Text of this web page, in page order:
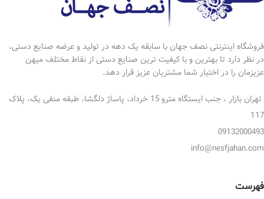
فروشگاه اینترنتی نصف جهان با سابقه یک دهه در تولید و عرضه صنایع دستی،
در نظر دارد تا بهترین و با کیفیت ترین صنایع دستی از نقاط مختلف میهن
عزیزمان را در اختیار شما مشتریان عزیز قرار دهد.
تهران بازار ، جنب ایستگاه مترو 15 خرداد، پاساژ دلگشا، طبقه منفی یک، پلاک
117
09132000493
info@nesfjahan.com
فهرست